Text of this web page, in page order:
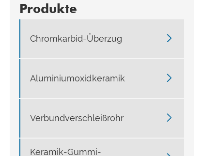
Produkte
Chromkarbid-Überzug 
Aluminiumoxidkeramik 
Verbundverschleißrohr 
Keramik-Gummi-